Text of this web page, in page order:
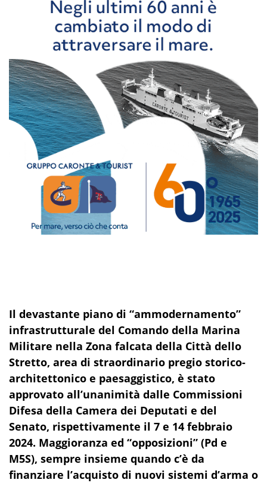
Il devastante piano di “ammodernamento”
infrastrutturale del Comando della Marina
Militare nella Zona falcata della Città dello
Stretto, area di straordinario pregio storico-
architettonico e paesaggistico, è stato
approvato all’unanimità dalle Commissioni
Difesa della Camera dei Deputati e del
Senato, rispettivamente il 7 e 14 febbraio
2024. Maggioranza ed “opposizioni” (Pd e
M5S), sempre insieme quando c’è da
finanziare l’acquisto di nuovi sistemi d’arma o